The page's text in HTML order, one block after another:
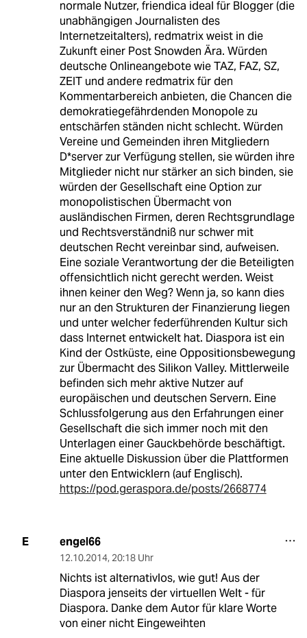
normale Nutzer, friendica ideal für Blogger (die
unabhängigen Journalisten des
Internetzeitalters), redmatrix weist in die
Zukunft einer Post Snowden Ära. Würden
deutsche Onlineangebote wie TAZ, FAZ, SZ,
ZEIT und andere redmatrix für den
Kommentarbereich anbieten, die Chancen die
demokratiegefährdenden Monopole zu
entschärfen ständen nicht schlecht. Würden
Vereine und Gemeinden ihren Mitgliedern
D*server zur Verfügung stellen, sie würden ihre
Mitglieder nicht nur stärker an sich binden, sie
würden der Gesellschaft eine Option zur
monopolistischen Übermacht von
ausländischen Firmen, deren Rechtsgrundlage
und Rechtsverständniß nur schwer mit
deutschen Recht vereinbar sind, aufweisen.
Eine soziale Verantwortung der die Beteiligten
offensichtlich nicht gerecht werden. Weist
ihnen keiner den Weg? Wenn ja, so kann dies
nur an den Strukturen der Finanzierung liegen
und unter welcher federführenden Kultur sich
dass Internet entwickelt hat. Diaspora ist ein
Kind der Ostküste, eine Oppositionsbewegung
zur Übermacht des Silikon Valley. Mittlerweile
befinden sich mehr aktive Nutzer auf
europäischen und deutschen Servern. Eine
Schlussfolgerung aus den Erfahrungen einer
Gesellschaft die sich immer noch mit den
Unterlagen einer Gauckbehörde beschäftigt.
Eine aktuelle Diskussion über die Plattformen
unter den Entwicklern (auf Englisch).
https://pod.geraspora.de/posts/2668774
E engel66
12.10.2014, 20:18 Uhr
Nichts ist alternativlos, wie gut! Aus der
Diaspora jenseits der virtuellen Welt - für
Diaspora. Danke dem Autor für klare Worte
von einer nicht Eingeweihten